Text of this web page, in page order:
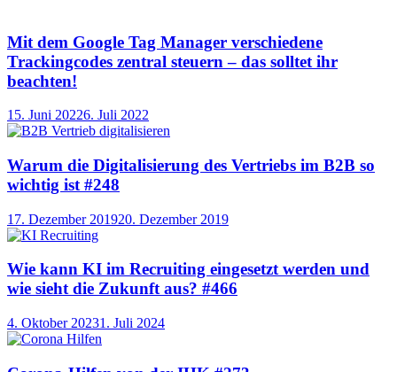
Mit dem Google Tag Manager verschiedene
Trackingcodes zentral steuern – das solltet ihr
beachten!
15. Juni 20226. Juli 2022
Warum die Digitalisierung des Vertriebs im B2B so
wichtig ist #248
17. Dezember 201920. Dezember 2019
Wie kann KI im Recruiting eingesetzt werden und
wie sieht die Zukunft aus? #466
4. Oktober 20231. Juli 2024